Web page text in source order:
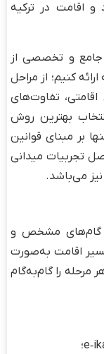
اقامت در ترکیه
جامع و تخصصی از
کنیم؛ از مراحل
اقامتی، تفاوت‌های
بهترین روش
بر مبنای قوانین
حاصل تجربیات میدانی
می‌باشد.
گام‌های مشخص و
اقامت به‌صورت
را گام‌به‌گام